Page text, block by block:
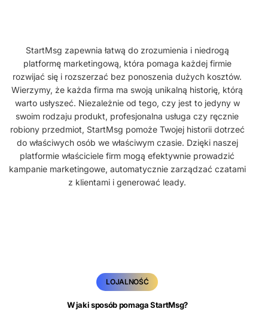
StartMsg zapewnia łatwą do zrozumienia i niedrogą
platformę marketingową, która pomaga każdej firmie
rozwijać się i rozszerzać bez ponoszenia dużych kosztów.
Wierzymy, że każda firma ma swoją unikalną historię, którą
warto usłyszeć. Niezależnie od tego, czy jest to jedyny w
swoim rodzaju produkt, profesjonalna usługa czy ręcznie
robiony przedmiot, StartMsg pomoże Twojej historii dotrzeć
do właściwych osób we właściwym czasie. Dzięki naszej
platformie właściciele firm mogą efektywnie prowadzić
kampanie marketingowe, automatycznie zarządzać czatami
z klientami i generować leady.
LOJALNOŚĆ
W jaki sposób pomaga StartMsg?